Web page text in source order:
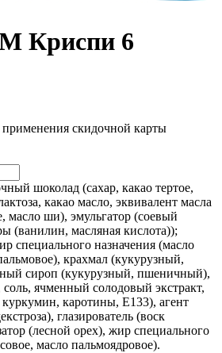
Криспи 6
применения скидочной карты
шоколад (сахар, какао тертое,
какао масло, эквивалент масла
масло ши), эмульгатор (соевый
(ванилин, масляная кислота));
специального назначения (масло
крахмал (кукурузный,
сироп (кукурузный, пшеничный),
соль, ячменный солодовый экстракт,
каротины, Е133), агент
глазирователь (воск
(лесной орех), жир специального
масло пальмоядровое).